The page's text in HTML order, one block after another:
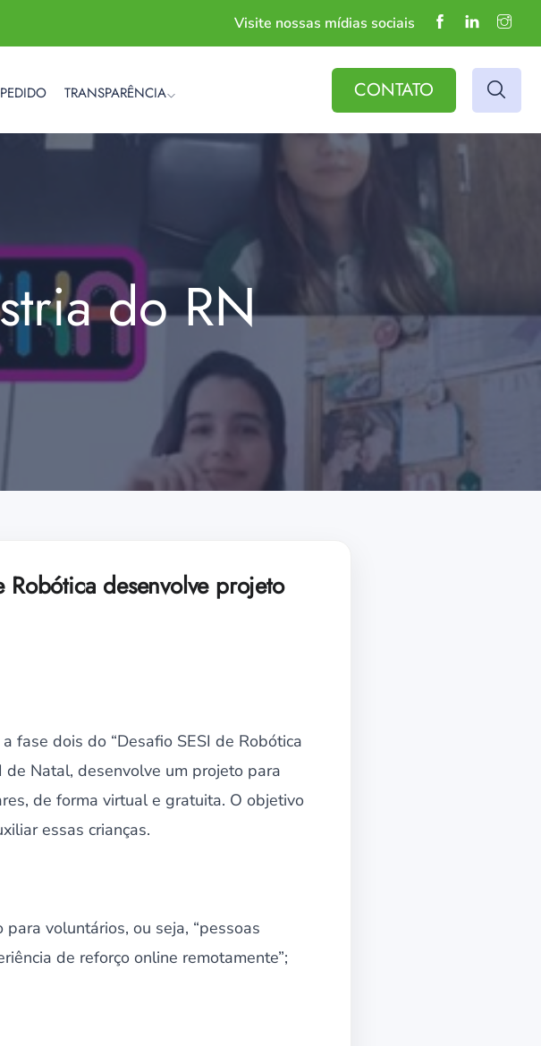
Visite nossas mídias sociais
TRANSPARÊNCIA CONTATO
do RN
Robótica desenvolve projeto
fase dois do “Desafio SESI de Robótica
de Natal, desenvolve um projeto para
de forma virtual e gratuita. O objetivo
essas crianças.
voluntários, ou seja, “pessoas
de reforço online remotamente”;